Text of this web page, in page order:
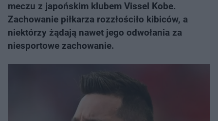
meczu z japońskim klubem Vissel Kobe.
Zachowanie piłkarza rozzłościło kibiców, a
niektórzy żądają nawet jego odwołania za
niesportowe zachowanie.